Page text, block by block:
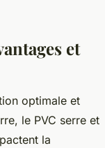
et
optimale et
le PVC serre et
la